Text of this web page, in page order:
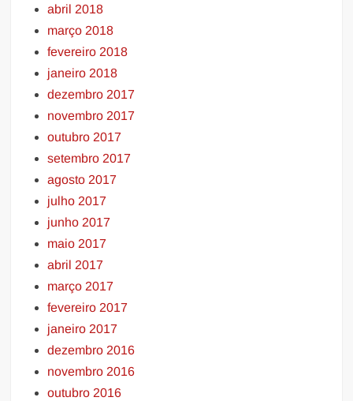
abril 2018
março 2018
fevereiro 2018
janeiro 2018
dezembro 2017
novembro 2017
outubro 2017
setembro 2017
agosto 2017
julho 2017
junho 2017
maio 2017
abril 2017
março 2017
fevereiro 2017
janeiro 2017
dezembro 2016
novembro 2016
outubro 2016